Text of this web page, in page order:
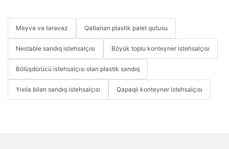
Meyvə və tərəvəz Qatlanan plastik palet qutusu
Nestable sandıq istehsalçısı Böyük toplu konteyner istehsalçısı
Bölüşdürücü istehsalçısı olan plastik sandıq
Yıxıla bilən sandıq istehsalçısı Qapaqlı konteyner istehsalçısı